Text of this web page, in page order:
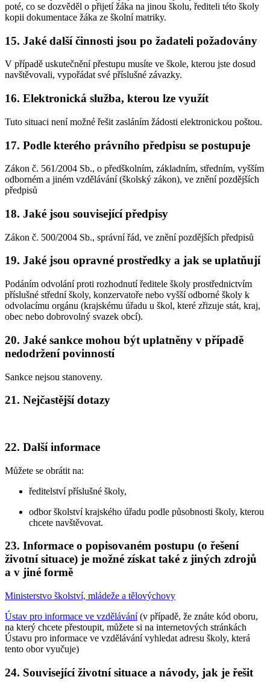
poté, co se dozvěděl o přijetí žáka na jinou školu, řediteli této školy
kopii dokumentace žáka ze školní matriky.
15. Jaké další činnosti jsou po žadateli požadovány
V případě uskutečnění přestupu musíte ve škole, kterou jste dosud
navštěvovali, vypořádat své příslušné závazky.
16. Elektronická služba, kterou lze využít
Tuto situaci není možné řešit zasláním žádosti elektronickou poštou.
17. Podle kterého právního předpisu se postupuje
Zákon č. 561/2004 Sb., o předškolním, základním, středním, vyšším
odborném a jiném vzdělávání (školský zákon), ve znění pozdějších
předpisů
18. Jaké jsou související předpisy
Zákon č. 500/2004 Sb., správní řád, ve znění pozdějších předpisů
19. Jaké jsou opravné prostředky a jak se uplatňují
Podáním odvolání proti rozhodnutí ředitele školy prostřednictvím
příslušné střední školy, konzervatoře nebo vyšší odborné školy k
odvolacímu orgánu (krajskému úřadu u škol, které zřizuje stát, kraj,
obec nebo dobrovolný svazek obcí).
20. Jaké sankce mohou být uplatněny v případě
nedodržení povinností
Sankce nejsou stanoveny.
21. Nejčastější dotazy
22. Další informace
Můžete se obrátit na:
ředitelství příslušné školy,
odbor školství krajského úřadu podle působnosti školy, kterou
chcete navštěvovat.
23. Informace o popisovaném postupu (o řešení
životní situace) je možné získat také z jiných zdrojů
a v jiné formě
Ministerstvo školství, mládeže a tělovýchovy
Ústav pro informace ve vzdělávání(v případě, že znáte kód oboru,
na který chcete přestoupit, můžete si na internetových stránkách
Ústavu pro informace ve vzdělávání vyhledat adresu školy, která
tento obor vyučuje)
24. Související životní situace a návody, jak je řešit